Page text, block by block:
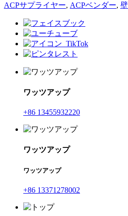
ACPサプライヤー, ACPベンダー,
ワッツアップ
+86 13455932220
ワッツアップ
ワッツアップ
+86 13371278002